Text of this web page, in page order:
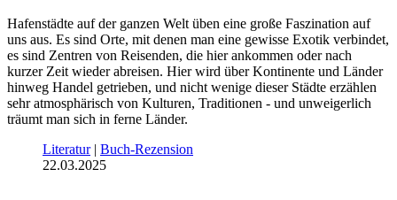
Hafenstädte auf der ganzen Welt üben eine große Faszination auf
uns aus. Es sind Orte, mit denen man eine gewisse Exotik verbindet,
es sind Zentren von Reisenden, die hier ankommen oder nach
kurzer Zeit wieder abreisen. Hier wird über Kontinente und Länder
hinweg Handel getrieben, und nicht wenige dieser Städte erzählen
sehr atmosphärisch von Kulturen, Traditionen - und unweigerlich
träumt man sich in ferne Länder.
Literatur| Buch-Rezension
22.03.2025